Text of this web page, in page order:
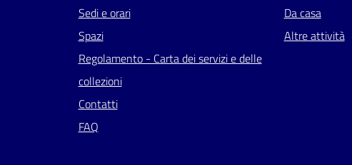
Sedi e orari
Spazi
Regolamento - Carta dei servizi e delle
collezioni
Contatti
FAQ
Da casa
Altre attività